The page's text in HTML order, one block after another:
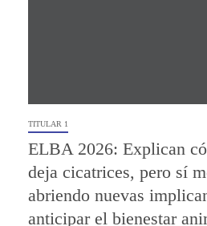
TITULAR 1
ELBA 2026: Explican
deja cicatrices, pero sí
abriendo nuevas
anticipar el bienestar